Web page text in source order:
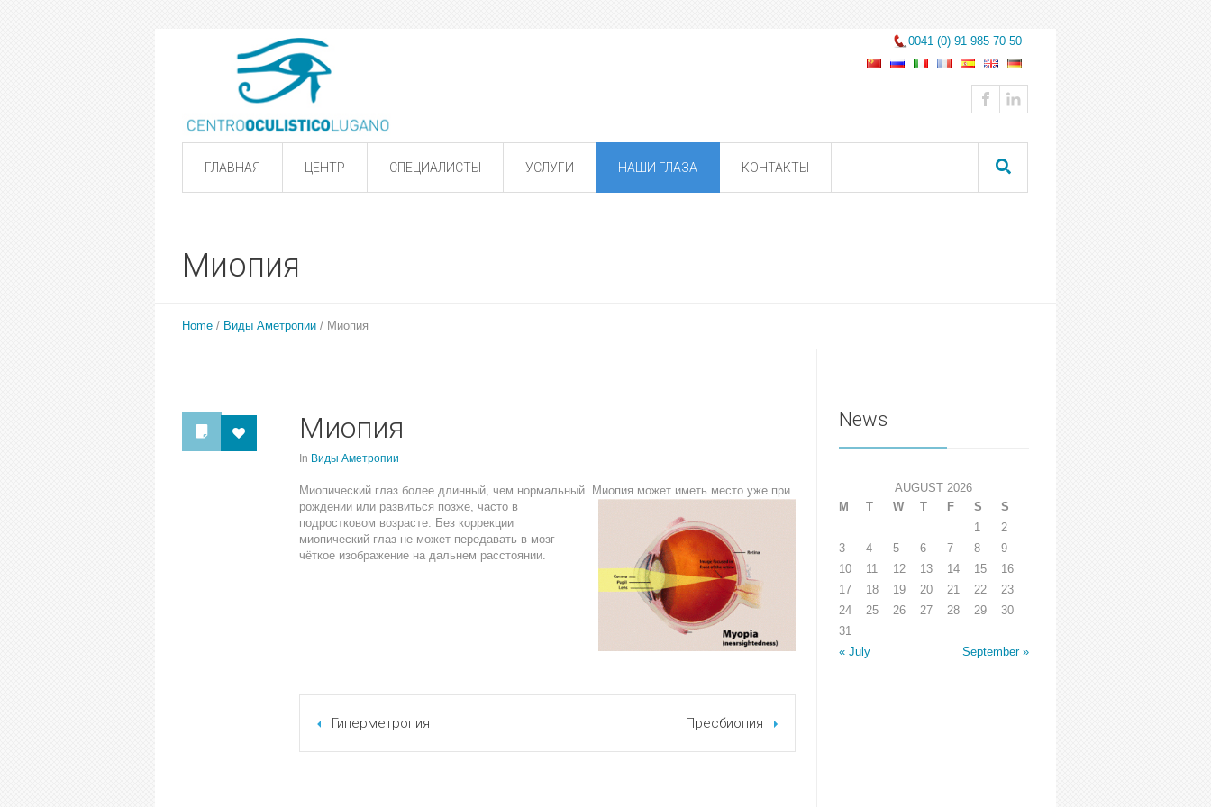
0041 (0) 91 985 70 50
ГЛАВНАЯ ЦЕНТР СПЕЦИАЛИСТЫ УСЛУГИ НАШИ ГЛАЗА КОНТАКТЫ
Миопия
Home / Виды Аметропии / Миопия
Миопия
In Виды Аметропии
Миопический глаз более длинный, чем нормальный. Миопия может иметь место уже при
рождении или развиться позже, часто в
подростковом возрасте. Без коррекции
миопический глаз не может передавать в мозг
чёткое изображение на дальнем расстоянии.
Гиперметропия Пресбиопия
News
AUGUST 2026
M
T W T F S
S
1
2
3
4 5 6 7 8
9
10
11 12 13 14 15
16
17
18 19 20 21 22
23
24
25 26 27 28 29
30
31
« July
September »